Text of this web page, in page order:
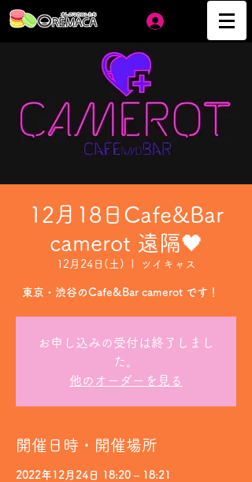
12月18日Cafe&Bar
camerot 遠隔🖤
12月24日(土) ツイキャス
東京・渋谷のCafe&Bar camerot です！
お申し込みの受付は終了しまし
た。
他のオーダーを見る
開催日時・開催場所
2022年12月24日 18:20 – 18:21